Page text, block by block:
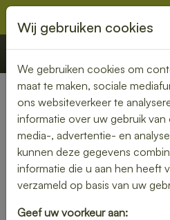
€ 0,00
Nederland» Eppenhuizen
Lunch bezorgen
Eppenhuizen –
bij jou thuis of
Wij gebruiken cookies
We gebruiken cookies om
maat te maken, sociale
ons websiteverkeer te
informatie over uw gebruik
media-, advertentie- en
kunnen deze gegevens
informatie die u aan hen heeft
verzameld op basis van uw
Geef uw voorkeur aan: